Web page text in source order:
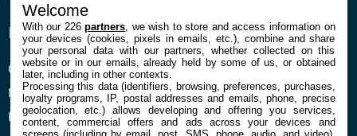
ENTREPRISE
Confidentialité et Cookies
Mentions légales et CGU
Préférences Cookies
À PROPOS
Contact
Welcome
With our 226partners , we wish to store and access information on
your devices (cookies, pixels in emails, etc.), combine and share
your personal data with our partners, whether collected on this
website or in our emails, already held by some of us, or obtained
later, including in other contexts.
Processing this data (identifiers, browsing, preferences, purchases,
loyalty programs, IP, postal addresses and emails, phone, precise
geolocation, etc.) allows developing and offering you services,
content, commercial offers and ads across your devices and
screens (including by email, post, SMS, phone, audio, and video),